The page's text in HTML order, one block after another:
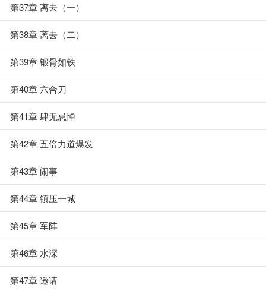
第37章 离去（一）
第38章 离去（二）
第39章 锻骨如铁
第40章 六合刀
第41章 肆无忌惮
第42章 五倍力道爆发
第43章 闹事
第44章 镇压一城
第45章 军阵
第46章 水深
第47章 邀请